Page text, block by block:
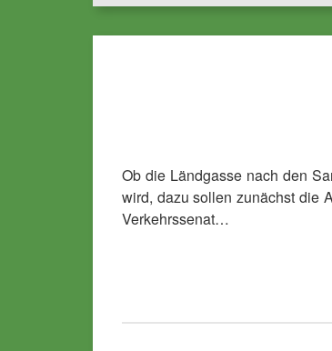
Ob die Ländgasse nach den
wird, dazu sollen zunächst die
Verkehrssenat…